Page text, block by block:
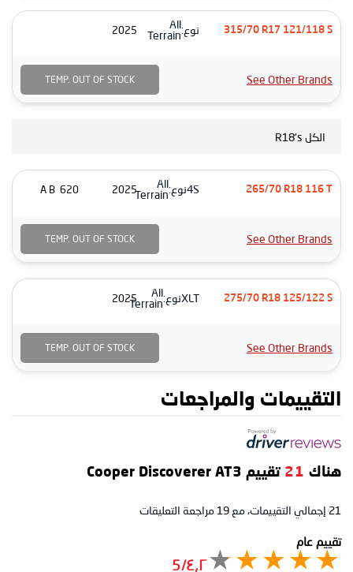
315/70 R17 121/118 S نوع:All
Terrain
2025
See Other Brands
TEMP. OUT OF STOCK
الكل R18's
265/70 R18 116 T
4Sنوع:All
Terrain
2025
620 A B
See Other Brands
TEMP. OUT OF STOCK
275/70 R18 125/122 S
XLTنوع:All
Terrain
2025
See Other Brands
TEMP. OUT OF STOCK
التقييمات والمراجعات
هناك 21 تقييم Cooper Discoverer AT3
21 إجمالي التقييمات، مع 19 مراجعة التعليقات
تقييم عام
٤٫٢/5